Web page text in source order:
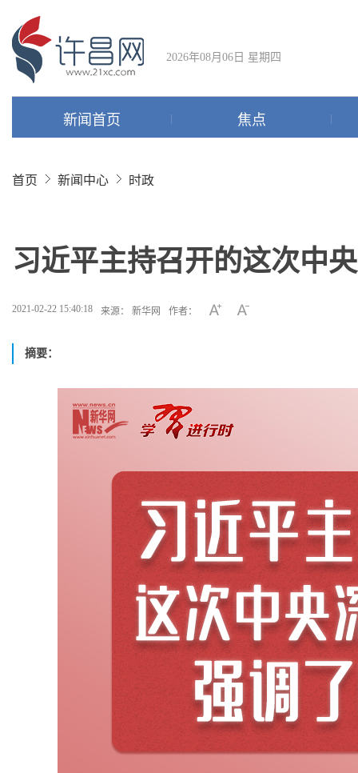
2026年08月06日 星期四
新闻首页 焦点
首页 新闻中心 时政
习近平主持召开的这次中
2021-02-22 15:40:18 来源： 新华网 作者：
摘要：